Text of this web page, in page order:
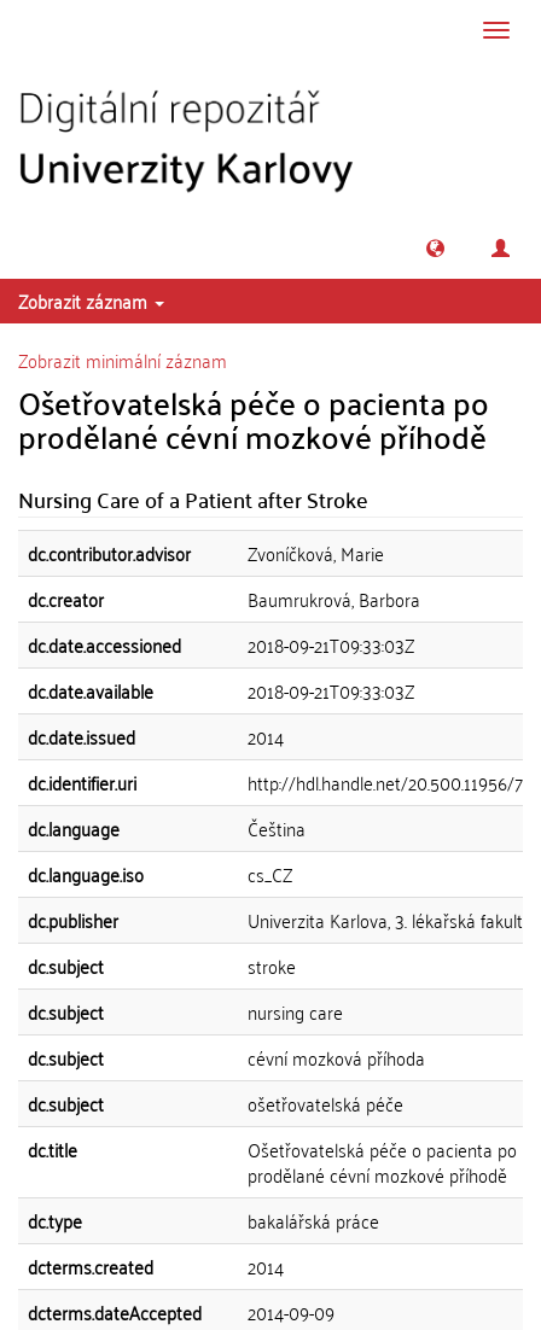
Zobrazit záznam
Zobrazit minimální záznam
Ošetřovatelská péče o pacienta po
prodělané cévní mozkové příhodě
Nursing Care of a Patient after Stroke
dc.contributor.advisor
Zvoníčková, Marie
dc.creator
Baumrukrová, Barbora
dc.date.accessioned
2018-09-21T09:33:03Z
dc.date.available
2018-09-21T09:33:03Z
dc.date.issued
2014
dc.identifier.uri
http://hdl.handle.net/20.500.11956/
dc.language
Čeština
dc.language.iso
cs_CZ
dc.publisher
Univerzita Karlova, 3. lékařská fakulta
dc.subject
stroke
dc.subject
nursing care
dc.subject
cévní mozková příhoda
dc.subject
ošetřovatelská péče
dc.title
Ošetřovatelská péče o pacienta po
prodělané cévní mozkové příhodě
dc.type
bakalářská práce
dcterms.created
2014
dcterms.dateAccepted
2014-09-09